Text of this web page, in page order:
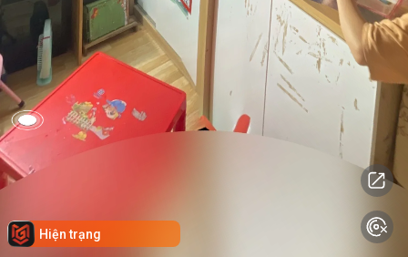
Hiện trạng